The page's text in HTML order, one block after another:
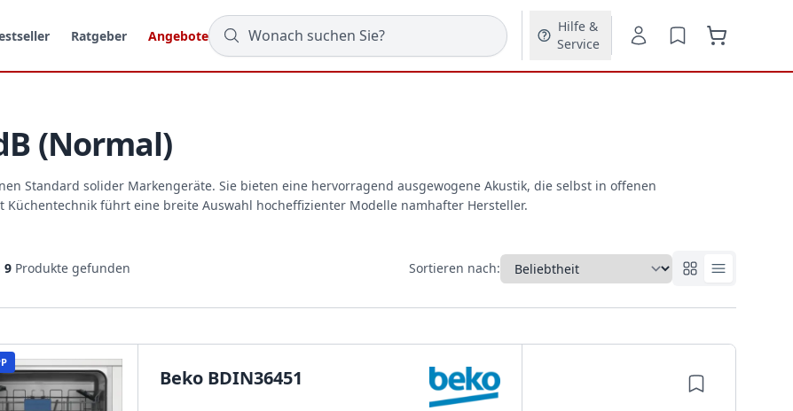
Ratgeber Angebote
Hilfe &
Service
(Normal)
Standard solider Markengeräte. Sie bieten eine hervorragend ausgewogene Akustik, die selbst in offenen
führt eine breite Auswahl hocheffizienter Modelle namhafter Hersteller.
9 Produkte gefunden Sortieren nach:
Beko BDIN36451